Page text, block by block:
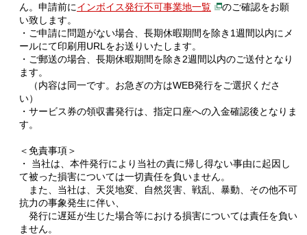
ん。申請前にインボイス発行不可事業地一覧
のご確認をお願
い致します。
・ご申請に問題がない場合、長期休暇期間を除き1週間以内にメ
ールにて印刷用URLをお送りいたします。
・ご郵送の場合、長期休暇期間を除き2週間以内のご送付となり
ます。
（内容は同一です。お急ぎの方はWEB発行をご選択くださ
い）
・サービス券の領収書発行は、指定口座への入金確認後となりま
す。
＜免責事項＞
・ 当社は、本件発行により当社の責に帰し得ない事由に起因し
て被った損害については一切責任を負いません。
また、当社は、天災地変、自然災害、戦乱、暴動、その他不可
抗力の事象発生に伴い、
発行に遅延が生じた場合等における損害については責任を負い
ません。